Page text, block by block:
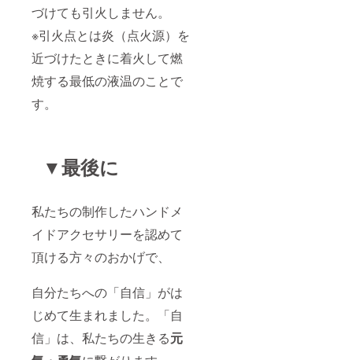
づけても引火しません。
※引火点とは炎（点火源）を
近づけたときに着火して燃
焼する最低の液温のことで
す。
▼最後に
私たちの制作したハンドメ
イドアクセサリーを認めて
頂ける方々のおかげで、
自分たちへの「自信」がは
じめて生まれました。「自
信」は、私たちの生きる元